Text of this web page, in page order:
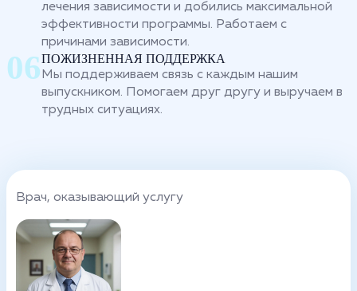
лечения зависимости и добились максимальной
эффективности программы. Работаем с
причинами зависимости.
ПОЖИЗНЕННАЯ ПОДДЕРЖКА
Мы поддерживаем связь с каждым нашим
выпускником. Помогаем друг другу и выручаем в
трудных ситуациях.
Врач, оказывающий услугу